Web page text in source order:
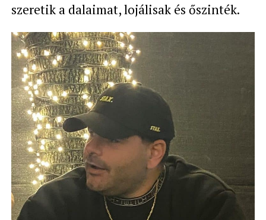
szeretik a dalaimat, lojálisak és őszinték.